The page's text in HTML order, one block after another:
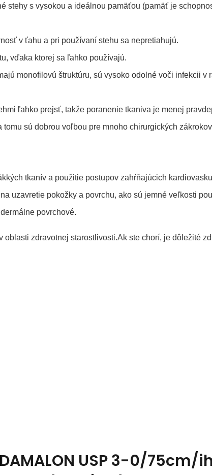
stehy s vysokou a ideálnou pamäťou (pamäť je
v ťahu a pri používaní stehu sa nepretiahujú.
vďaka ktorej sa ľahko používajú.
monofilovú štruktúru, sú vysoko odolné voči infekcii v
ľahko prejsť, takže poranenie tkaniva je menej
sú dobrou voľbou pre mnoho chirurgických
tkanív a použitie postupov zahŕňajúcich
uzavretie pokožky a povrchu, ako sú jemné veľkosti
povrchové.
oblasti zdravotnej starostlivosti.Ak ste chorí, je dôležité
DAMALON USP 3-0/75cm/